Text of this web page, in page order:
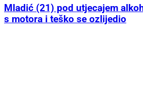
Mladić (21) pod utjecajem
s motora i teško se ozlijedio